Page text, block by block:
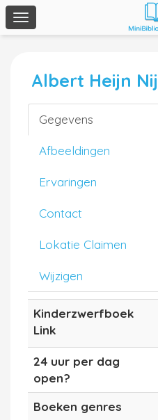
Toggle
navigation
Albert Heijn
Gegevens
Afbeeldingen
Ervaringen
Contact
Lokatie Claimen
Wijzigen
Kinderzwerfboek
Link
24 uur per dag
open?
Boeken genres